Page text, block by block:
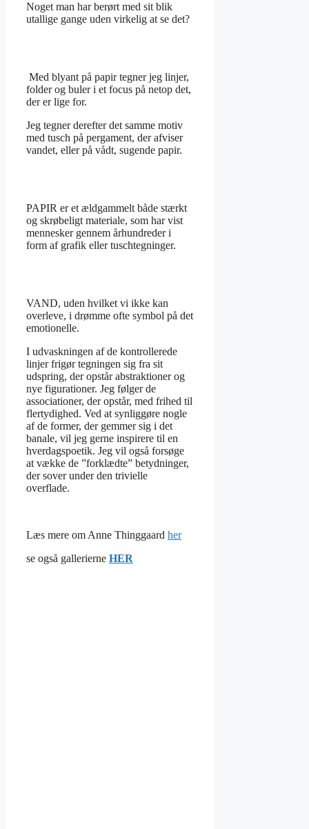
Noget man har berørt med sit blik
utallige gange uden virkelig at se det?
Med blyant på papir tegner jeg linjer,
folder og buler i et focus på netop det,
der er lige for.
Jeg tegner derefter det samme motiv
med tusch på pergament, der afviser
vandet, eller på vådt, sugende papir.
PAPIR er et ældgammelt både stærkt
og skrøbeligt materiale, som har vist
mennesker gennem århundreder i
form af grafik eller tuschtegninger.
VAND, uden hvilket vi ikke kan
overleve, i drømme ofte symbol på det
emotionelle.
I udvaskningen af de kontrollerede
linjer frigør tegningen sig fra sit
udspring, der opstår abstraktioner og
nye figurationer. Jeg følger de
associationer, der opstår, med frihed til
flertydighed. Ved at synliggøre nogle
af de former, der gemmer sig i det
banale, vil jeg gerne inspirere til en
hverdagspoetik. Jeg vil også forsøge
at vække de ”forklædte” betydninger,
der sover under den trivielle
overflade.
Læs mere om Anne Thinggaard her
se også gallerierne HER